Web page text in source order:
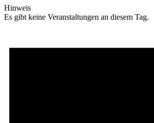
Hinweis
Es gibt keine Veranstaltungen an diesem Tag.